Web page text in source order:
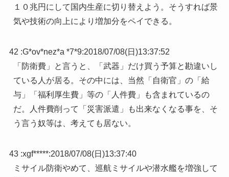
１０兆円にして国内生産に切り替えよう。そうすれば景
気や技術の向上により増加分をペイできる。
42 :G*ov*nez*a *7*9:2018/07/08(日)13:37:52
「防衛費」と言うと、「武器」だけ買う予算と勘違いし
ている人が居る。その中には、当然「自衛官」の「給
与」「福利厚生費」等の「人件費」も含まれているの
だ。人件費削って「災害派遣」も出来なくなる事を、そ
う言う奴等は、考えても居ない。
43 :xgf*****:2018/07/08(日)13:37:40
ミサイル防衛やめて、巡航ミサイルや潜水艦を増強して